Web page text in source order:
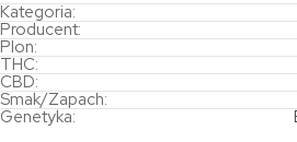
Kategoria:
Producent:
Plon:
THC:
CBD:
Smak/Zapach:
Genetyka: